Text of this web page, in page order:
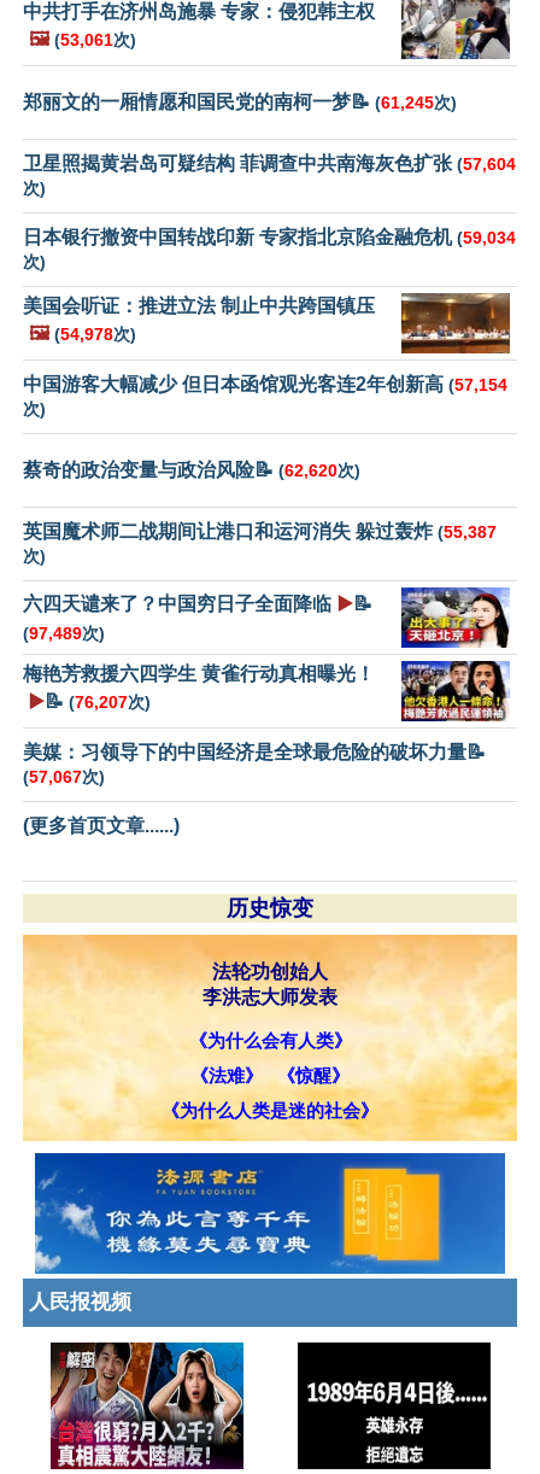
中共打手在济州岛施暴 专家：侵犯韩主权
🖼️ (53,061次)
郑丽文的一厢情愿和国民党的南柯一梦📝 (61,245次)
卫星照揭黄岩岛可疑结构 菲调查中共南海灰色扩张 (57,604
次)
日本银行撤资中国转战印新 专家指北京陷金融危机(59,034
次)
美国会听证：推进立法 制止中共跨国镇压
🖼️ (54,978次)
中国游客大幅减少 但日本函馆观光客连2年创新高 (57,154
次)
蔡奇的政治变量与政治风险📝 (62,620次)
英国魔术师二战期间让港口和运河消失 躲过轰炸(55,387
次)
六四天谴来了？中国穷日子全面降临 ▶️📝
(97,489次)
梅艳芳救援六四学生 黄雀行动真相曝光！
▶️📝 (76,207次)
美媒：习领导下的中国经济是全球最危险的破坏力量📝
(57,067次)
(更多首页文章......)
历史惊变
法轮功创始人
李洪志大师发表
《为什么会有人类》
《法难》
《惊醒》
《为什么人类是迷的社会》
人民报视频